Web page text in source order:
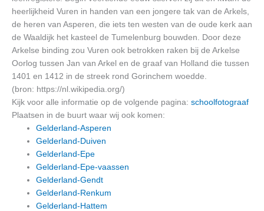
heerlijkheid Vuren in handen van een jongere tak van de Arkels,
de heren van Asperen, die iets ten westen van de oude kerk aan
de Waaldijk het kasteel de Tumelenburg bouwden. Door deze
Arkelse binding zou Vuren ook betrokken raken bij de Arkelse
Oorlog tussen Jan van Arkel en de graaf van Holland die tussen
1401 en 1412 in de streek rond Gorinchem woedde.
(bron: https://nl.wikipedia.org/)
Kijk voor alle informatie op de volgende pagina: schoolfotograaf
Plaatsen in de buurt waar wij ook komen:
Gelderland-Asperen
Gelderland-Duiven
Gelderland-Epe
Gelderland-Epe-vaassen
Gelderland-Gendt
Gelderland-Renkum
Gelderland-Hattem